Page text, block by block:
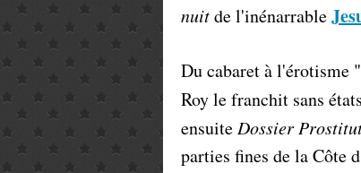
nuitde l'inénarrable
Du cabaret à l'érotisme
Roy le franchit sans
ensuite Dossier
parties fines de la Côte